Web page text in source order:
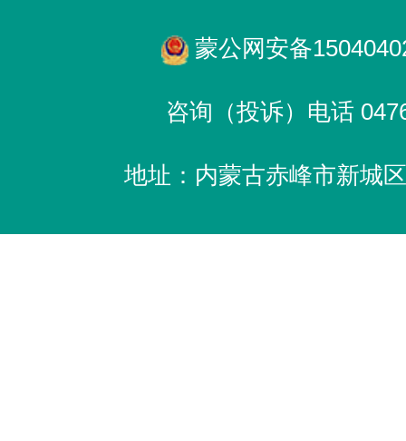
蒙公网安备
咨询（投诉）电话
地址：内蒙古赤峰市新城